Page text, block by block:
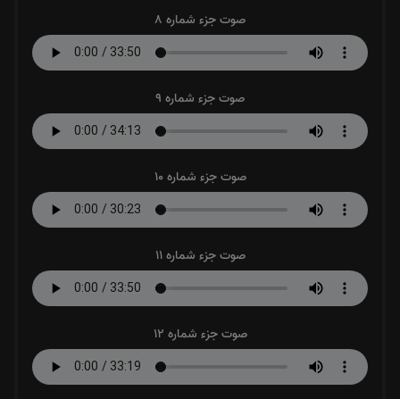
صوت جزء شماره 8
صوت جزء شماره 9
صوت جزء شماره 10
صوت جزء شماره 11
صوت جزء شماره 12